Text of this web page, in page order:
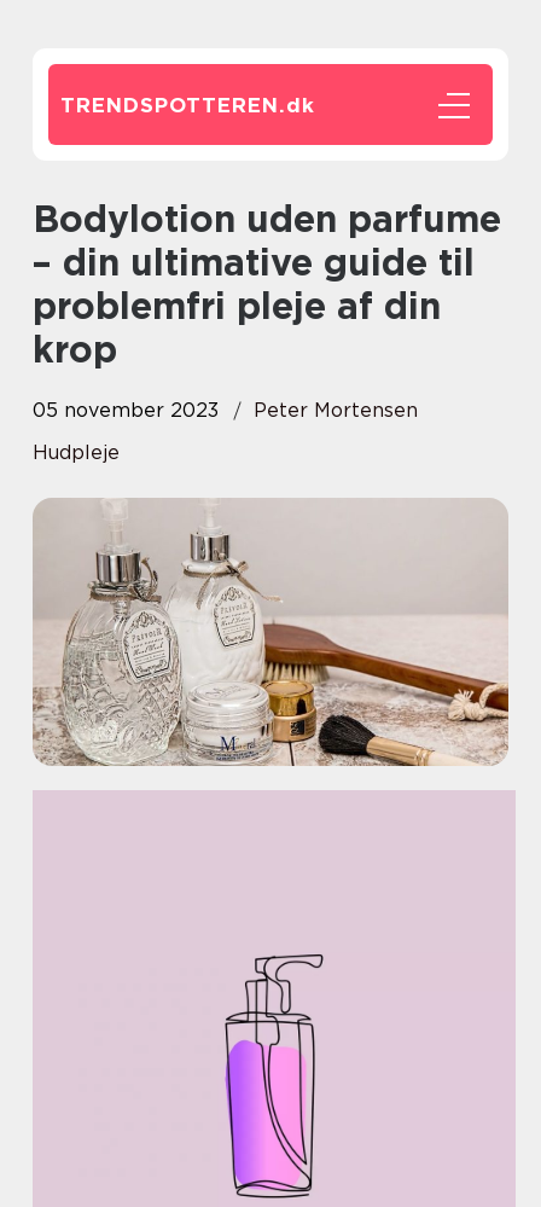
TRENDSPOTTEREN.dk
Bodylotion uden parfume
– din ultimative guide til
problemfri pleje af din
krop
05 november 2023
Peter Mortensen
Hudpleje